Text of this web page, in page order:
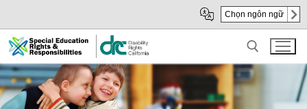
Main
Content
sub
navigation
Chọn ngôn ngữ
Search for: